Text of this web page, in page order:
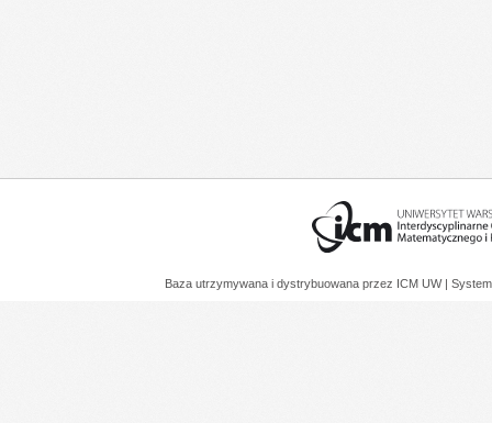
Baza utrzymywana i dystrybuowana przez ICM UW |